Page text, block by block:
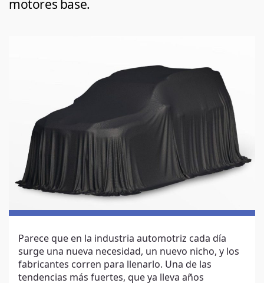
motores base.
Parece que en la industria automotriz cada día
surge una nueva necesidad, un nuevo nicho, y los
fabricantes corren para llenarlo. Una de las
tendencias más fuertes, que ya lleva años